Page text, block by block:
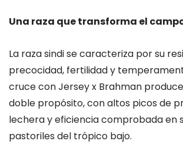
Una raza que transforma el
La raza sindi se caracteriza por su
precocidad, fertilidad y
cruce con Jersey x Brahman
doble propósito, con altos picos de
lechera y eficiencia comprobada en
pastoriles del trópico bajo.